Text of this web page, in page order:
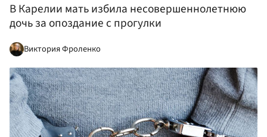
В Карелии мать избила несовершеннолетнюю
дочь за опоздание с прогулки
Виктория Фроленко